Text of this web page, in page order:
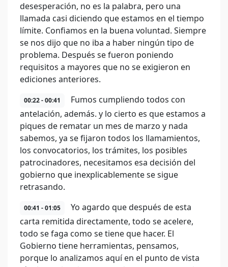
desesperación, no es la palabra, pero una
llamada casi diciendo que estamos en el tiempo
límite. Confiamos en la buena voluntad. Siempre
se nos dijo que no iba a haber ningún tipo de
problema. Después se fueron poniendo
requisitos a mayores que no se exigieron en
ediciones anteriores.
00:22 - 00:41
Fumos cumpliendo todos con
antelación, además. y lo cierto es que estamos a
piques de rematar un mes de marzo y nada
sabemos, ya se fijaron todos los llamamientos,
los convocatorios, los trámites, los posibles
patrocinadores, necesitamos esa decisión del
gobierno que inexplicablemente se sigue
retrasando.
00:41 - 01:05
Yo agardo que después de esta
carta remitida directamente, todo se acelere,
todo se faga como se tiene que hacer. El
Gobierno tiene herramientas, pensamos,
porque lo analizamos aquí en el punto de vista